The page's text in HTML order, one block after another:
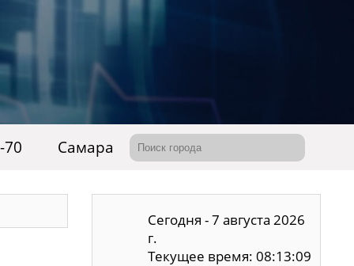
70 Самара
Сегодня - 7 августа 2026
г.
Текущее время: 08:13:10